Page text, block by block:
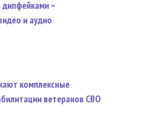
дипфейками –
и аудио
комплексные
ветеранов СВО